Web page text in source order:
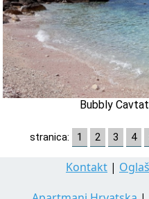
Bubbly
stranica: 1 2 3 4
Kontakt |